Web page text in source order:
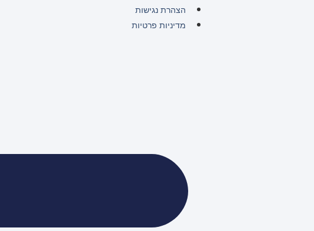
הצהרת נגישות
מדיניות פרטיות